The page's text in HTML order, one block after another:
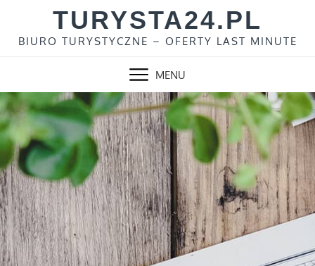
content
TURYSTA24.PL
BIURO TURYSTYCZNE – OFERTY LAST MINUTE
MENU